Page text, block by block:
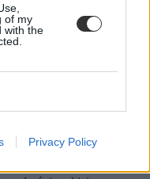
of my
with the
Privacy Policy
világ legjobb
itthon is meg
elismert üzleti vagy
rendelkező külföldi